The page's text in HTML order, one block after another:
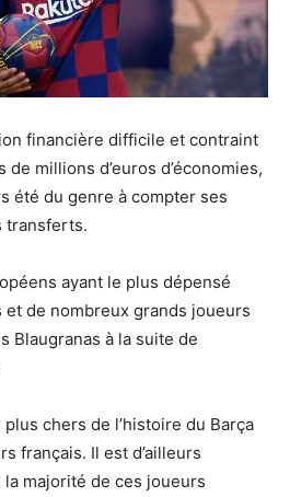
financière difficile et contraint
millions d’euros d’économies,
été du genre à compter ses
transferts.
ayant le plus dépensé
de nombreux grands joueurs
Blaugranas à la suite de
chers de l’histoire du Barça
français. Il est d’ailleurs
majorité de ces joueurs